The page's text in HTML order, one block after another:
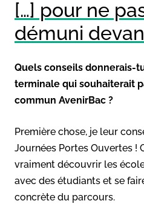
[…] pour ne
démuni
Quels conseils donnerais-
terminale qui souhaiterait
commun AvenirBac ?
Première chose, je leur
Journées Portes Ouvertes !
vraiment découvrir les
avec des étudiants et se
concrète du parcours.